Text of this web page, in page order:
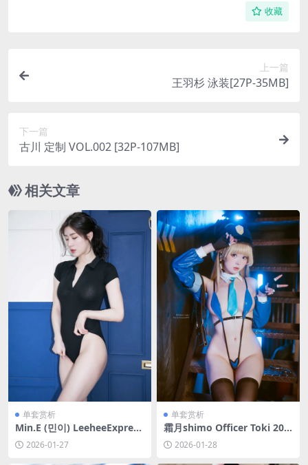
收藏
上一篇
王羽杉 泳装[27P-35MB]
下一篇
古川 定制 VOL.002 [32P-107MB]
相关文章
单套赏析
Min.E (민이) LeeheeExpress
LERB-058 Min.E [52P-73MB]
2026-01-27
单套赏析
霜月shimo Officer Toki 202
5[25P-42.5M]
2026-01-28